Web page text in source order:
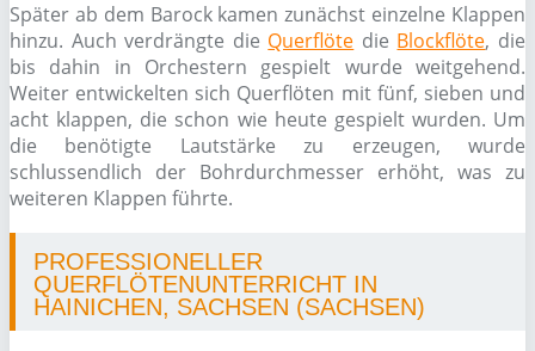
Später ab dem Barock kamen zunächst einzelne Klappen
hinzu. Auch verdrängte die Querflöte die Blockflöte, die
bis dahin in Orchestern gespielt wurde weitgehend.
Weiter entwickelten sich Querflöten mit fünf, sieben und
acht klappen, die schon wie heute gespielt wurden. Um
die benötigte Lautstärke zu erzeugen, wurde
schlussendlich der Bohrdurchmesser erhöht, was zu
weiteren Klappen führte.
PROFESSIONELLER
QUERFLÖTENUNTERRICHT IN
HAINICHEN, SACHSEN (SACHSEN)